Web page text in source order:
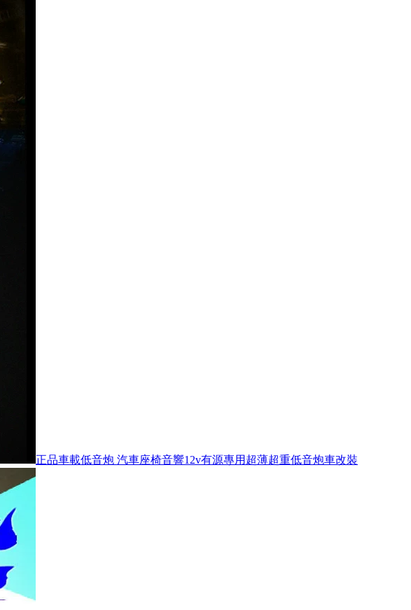
正品車載低音炮 汽車座椅音響12v有源專用超薄超重低音炮車改裝